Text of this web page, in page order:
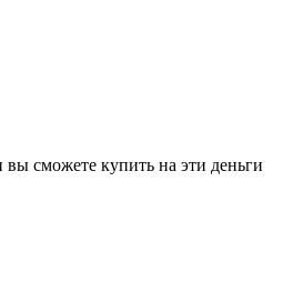
вы сможете купить на эти деньги